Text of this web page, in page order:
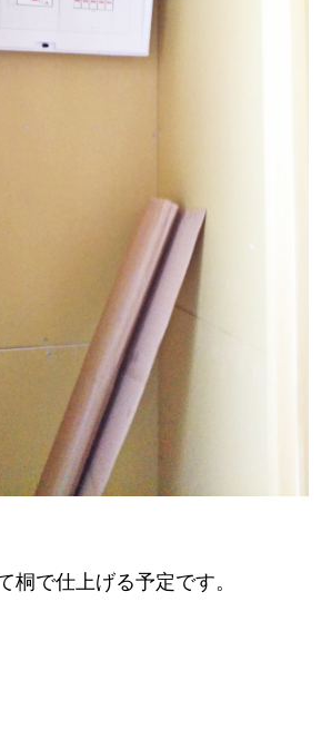
桐で仕上げる予定です。